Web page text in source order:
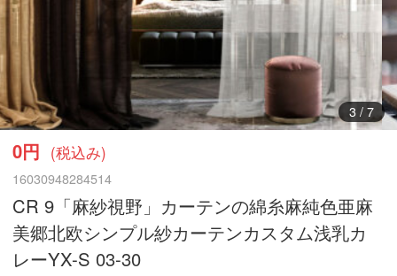
3/ 7
0円 (税込み)
16030948284514
CR 9「麻紗視野」カーテンの綿糸麻純色亜麻
美郷北欧シンプル紗カーテンカスタム浅乳カ
レーYX-S 03-30